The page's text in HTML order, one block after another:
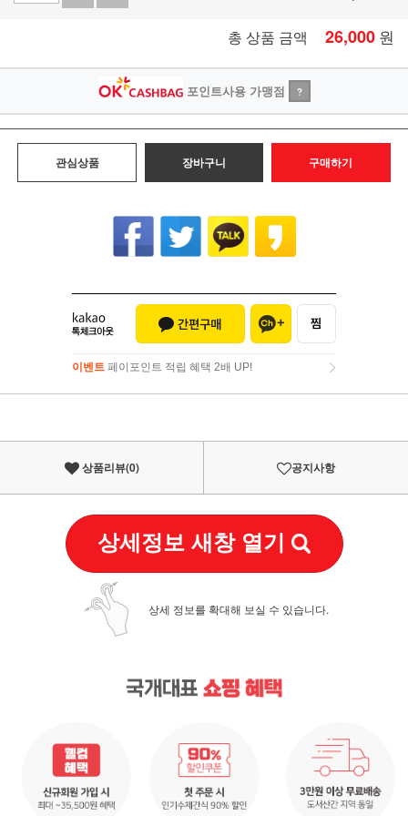
총 상품 금액 26,000 원
포인트사용 가맹점 ?
관심상품 장바구니 구매하기
이벤트 페이포인트 적립 혜택 2배 UP!
이벤트페이포인트 적립 혜택 2배 UP!
상품리뷰(0) 공지사항
상세정보 새창 열기
상세 정보를 확대해 보실 수 있습니다.